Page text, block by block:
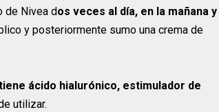
de Nivea dos veces al día, en la mañana y
y posteriormente sumo una crema de
ácido hialurónico, estimulador de
utilizar.